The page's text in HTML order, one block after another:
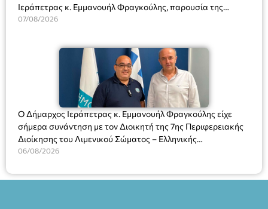
Ιεράπετρας κ. Εμμανουήλ Φραγκούλης, παρουσία της
Διευθύντριας του σχολείου κας Μαριάννας Χαΐτα.
07/08/2026
Ο Δήμαρχος Ιεράπετρας κ. Εμμανουήλ Φραγκούλης είχε
σήμερα συνάντηση με τον Διοικητή της 7ης Περιφερειακής
Διοίκησης του Λιμενικού Σώματος – Ελληνικής
Ακτοφυλακής (Λ.Σ.-ΕΛ.ΑΚΤ.), Αρχιπλοίαρχο Λ.Σ. κ. Ιωάννη
06/08/2026